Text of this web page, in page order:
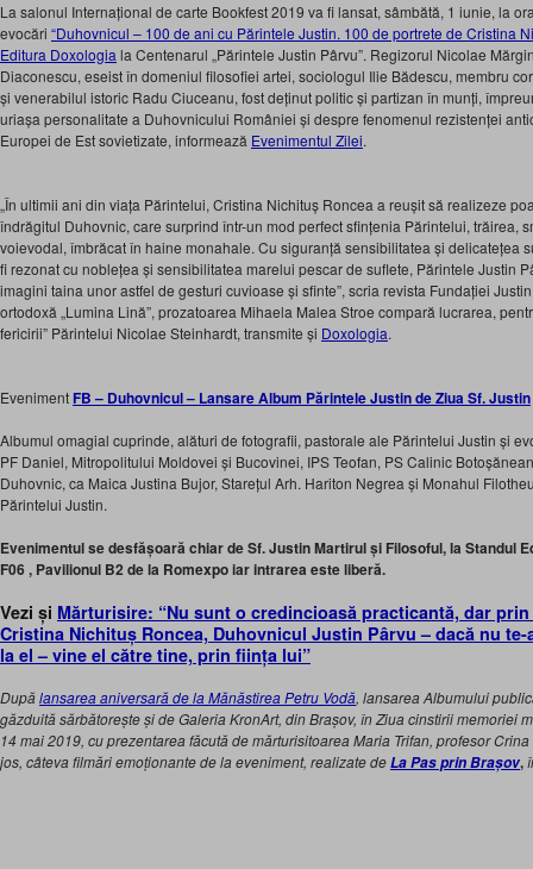
La salonul Internațional de carte Bookfest 2019 va fi lansat, sâmbătă, 1 iunie, la
evocări “Duhovnicul – 100 de ani cu Părintele Justin. 100 de portrete de Cristina
Editura Doxologia la Centenarul „Părintele Justin Pârvu”. Regizorul Nicolae
Diaconescu, eseist în domeniul filosofiei artei, sociologul Ilie Bădescu, membru
și venerabilul istoric Radu Ciuceanu, fost deținut politic și partizan în munți,
uriașa personalitate a Duhovnicului României și despre fenomenul rezistenței
Europei de Est sovietizate, informează Evenimentul Zilei.
„În ultimii ani din viața Părintelui, Cristina Nichituș Roncea a reușit să realizeze
îndrăgitul Duhovnic, care surprind într-un mod perfect sfințenia Părintelui, trăirea,
voievodal, îmbrăcat în haine monahale. Cu siguranță sensibilitatea și delicatețea
fi rezonat cu noblețea și sensibilitatea marelui pescar de suflete, Părintele Justin
imagini taina unor astfel de gesturi cuvioase și sfinte”, scria revista Fundației
ortodoxă „Lumina Lină”, prozatoarea Mihaela Malea Stroe compară lucrarea,
fericirii” Părintelui Nicolae Steinhardt, transmite și Doxologia.
Eveniment FB – Duhovnicul – Lansare Album Părintele Justin de Ziua Sf. Justin
Albumul omagial cuprinde, alături de fotografii, pastorale ale Părintelui Justin și
PF Daniel, Mitropolitului Moldovei și Bucovinei, IPS Teofan, PS Calinic
Duhovnic, ca Maica Justina Bujor, Starețul Arh. Hariton Negrea și Monahul
Părintelui Justin.
Evenimentul se desfășoară chiar de Sf. Justin Martirul și Filosoful, la Standul
F06 , Pavilionul B2 de la Romexpo iar intrarea este liberă.
Vezi și Mărturisire: “Nu sunt o credincioasă practicantă, dar
Cristina Nichituș Roncea, Duhovnicul Justin Pârvu – dacă nu
la el – vine el către tine, prin ființa lui”
Dupălansarea aniversară de la Mănăstirea Petru Vodă, lansarea Albumului
găzduită sărbătorește și de Galeria KronArt, din Brașov, în Ziua cinstirii memoriei
14 mai 2019, cu prezentarea făcută de mărturisitoarea Maria Trifan, profesor
jos, câteva filmări emoționante de la eveniment, realizate deLa Pas prin Brașov,